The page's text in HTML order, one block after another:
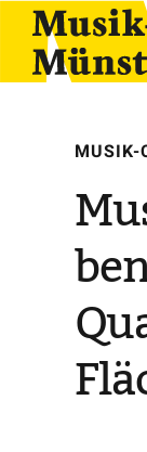
Skip
content
MUSIK-